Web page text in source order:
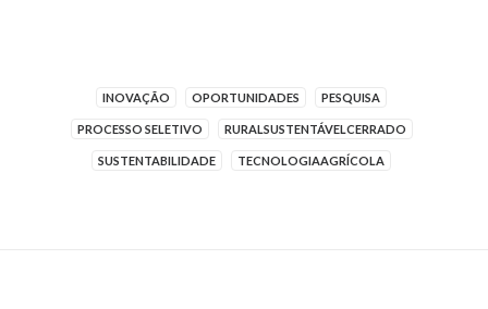
INOVAÇÃO OPORTUNIDADES PESQUISA
PROCESSO SELETIVO RURALSUSTENTÁVELCERRADO
SUSTENTABILIDADE TECNOLOGIAAGRÍCOLA